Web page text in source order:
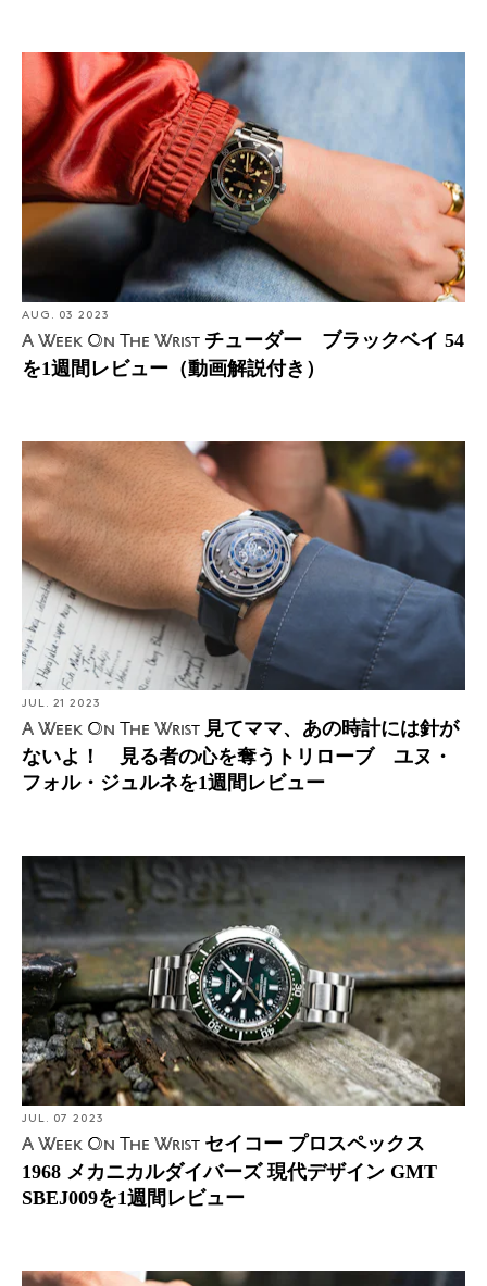
AUG. 03 2023
A Week On The Wrist チューダー ブラックベイ 54
を1週間レビュー（動画解説付き）
JUL. 21 2023
A Week On The Wrist 見てママ、あの時計には針が
ないよ！ 見る者の心を奪うトリローブ ユヌ・
フォル・ジュルネを1週間レビュー
JUL. 07 2023
A Week On The Wrist セイコー プロスペックス
1968 メカニカルダイバーズ 現代デザイン GMT
SBEJ009を1週間レビュー